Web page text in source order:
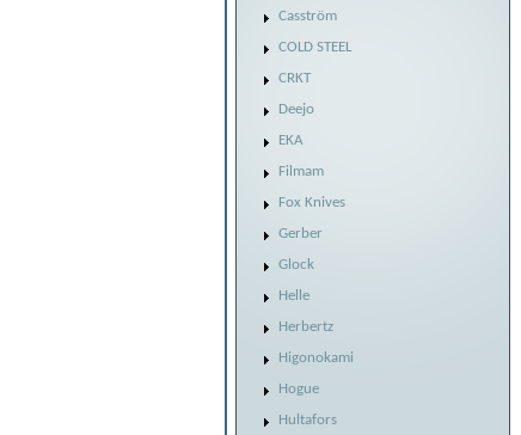
Casström
COLD STEEL
CRKT
Deejo
EKA
Filmam
Fox Knives
Gerber
Glock
Helle
Herbertz
Higonokami
Hogue
Hultafors